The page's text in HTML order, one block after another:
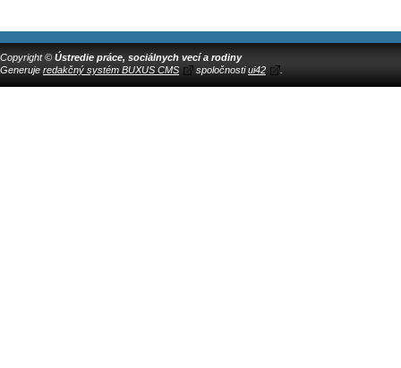
Copyright © Ústredie práce, sociálnych vecí a rodiny
Generuje redakčný systém BUXUS CMS spoločnostiui42